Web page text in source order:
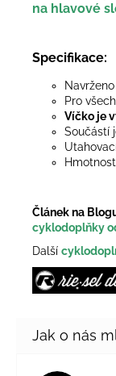
na hlavové
Specifikace:
Pro
Víčko je
Součástí
Článek na
cyklodoplňky
Další